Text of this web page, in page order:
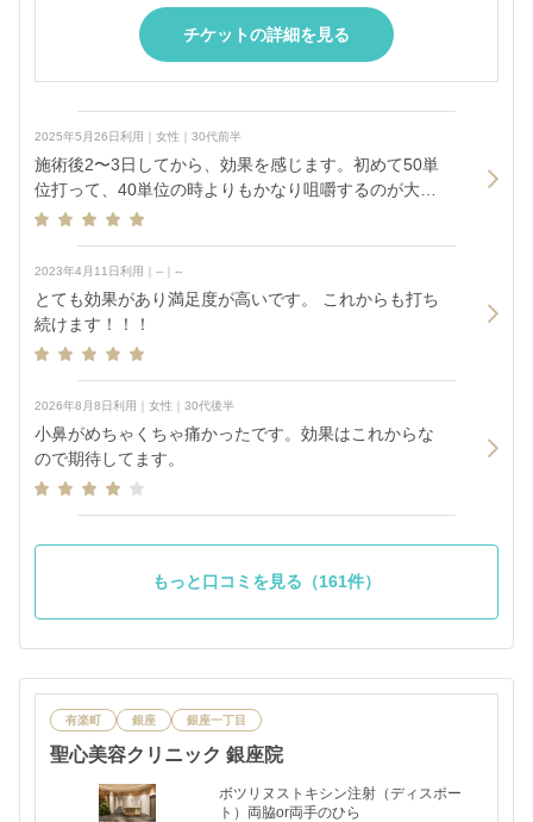
チケットの詳細を見る
2025年5月26日利用｜女性｜30代前半
施術後2〜3日してから、効果を感じます。初めて50単
位打って、40単位の時よりもかなり咀嚼するのが大変
なので効果を感じています。
2023年4月11日利用｜--｜--
とても効果があり満足度が高いです。 これからも打ち
続けます！！！
2026年8月8日利用｜女性｜30代後半
小鼻がめちゃくちゃ痛かったです。効果はこれからな
ので期待してます。
もっと口コミを見る（161件）
有楽町 銀座 銀座一丁目
聖心美容クリニック 銀座院
ボツリヌストキシン注射（ディスポー
ト）両脇or両手のひら